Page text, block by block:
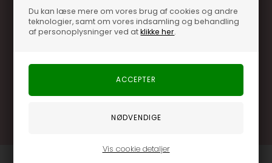
Du kan læse mere om vores brug af cookies og andre
teknologier, samt om vores indsamling og behandling
af personoplysninger ved atklikke her.
Vis cookie detaljer
Optjen 3% i bonuskroner når du handler
Særlige, eksklusive tilbud kun til klubkunder
.... og mange flere fordele
Læs mere og bliv medlem